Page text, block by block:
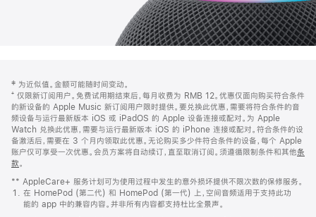
页
页
脚
注
‡ 为近似值。金额可能随时间变动。
⁺ 仅限新订阅用户。免费试用期结束后，每月收费为 RMB 12。优惠仅面向购买符合条件
的新设备的 Apple Music 新订阅用户限时提供。要兑换此优惠，需要将符合条件的音
频设备与运行最新版本 iOS 或 iPadOS 的 Apple 设备连接或配对。为 Apple
Watch 兑换此优惠，需要与运行最新版本 iOS 的 iPhone 连接或配对。符合条件的设
备激活后，需要在 3 个月内领取此优惠。无论购买多少件符合条件的设备，每个 Apple
账户仅可享受一次优惠。会员方案将自动续订，直至取消订阅。须遵循限制条件和其他条
款。
窗
口
中
** AppleCare+ 服务计划可为使用过程中发生的意外损坏提供不限次数的保修服务。
在 HomePod (第二代) 和 HomePod (第一代) 上，空间音频适用于支持此功
能的 app 中的兼容内容。并非所有内容都支持杜比全景声。